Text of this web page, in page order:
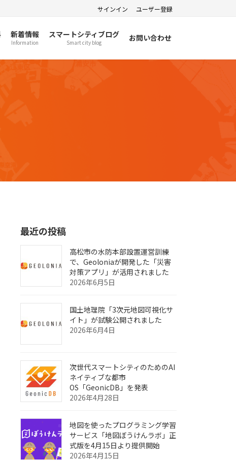
サインイン ユーザー登録
新着情報
Information
スマートシティブログ
Smart city blog お問い合わせ
最近の投稿
高松市の水防本部設置運営訓練
で、Geoloniaが開発した「災害
対策アプリ」が活用されました
2026年6月5日
国土地理院「3次元地図可視化サ
イト」が試験公開されました
2026年6月4日
次世代スマートシティのためのAI
ネイティブな都市
OS「GeonicDB」を発表
2026年4月28日
地図を使ったプログラミング学習
サービス「地図ぼうけんラボ」正
式版を4月15日より提供開始
2026年4月15日